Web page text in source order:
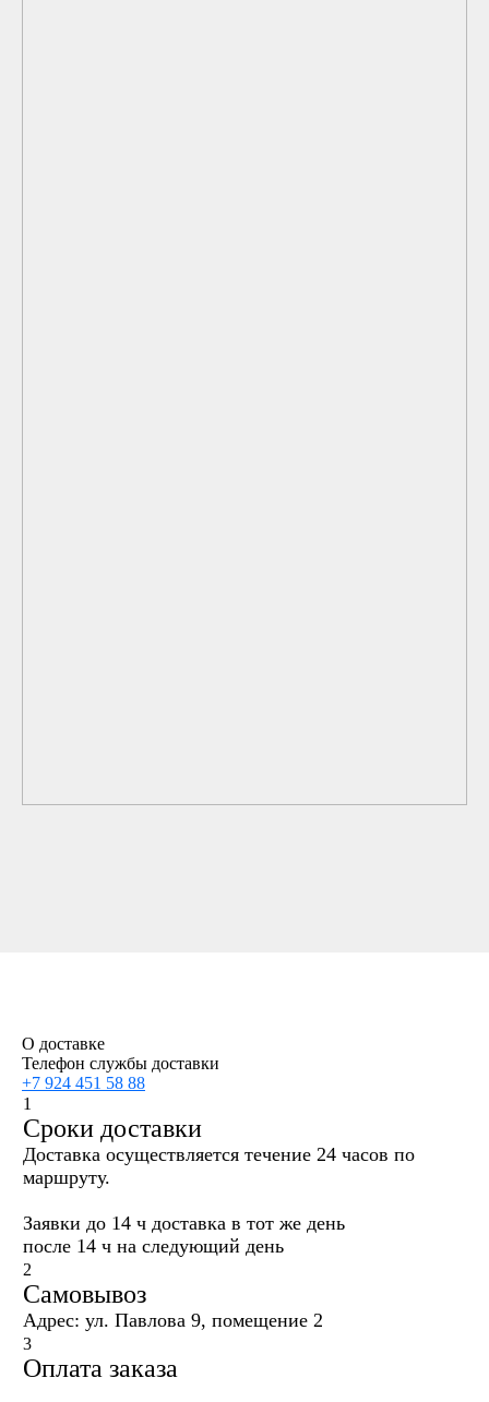
О доставке
Телефон службы доставки
+7 924 451 58 88
1
Сроки доставки
Доставка осуществляется течение 24 часов по
маршруту.
Заявки до 14 ч доставка в тот же день
после 14 ч на следующий день
2
Самовывоз
Адрес: ул. Павлова 9, помещение 2
3
Оплата заказа